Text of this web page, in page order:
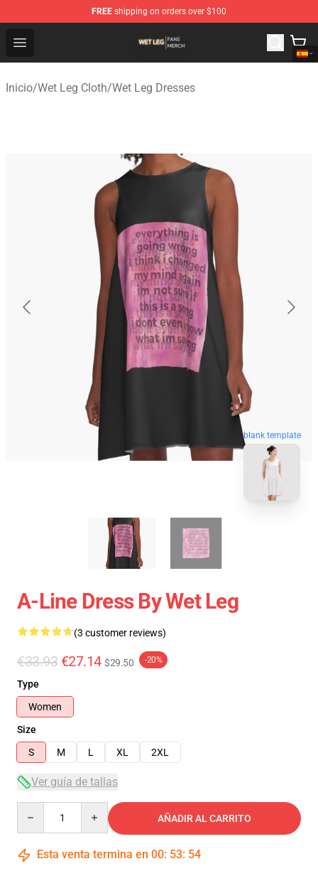
FREE shipping on orders over $100
Open menu
Wet Leg Shop - Official Wet Leg Merchandise Store
Inicio/Wet Leg Cloth/Wet Leg Dresses
blank template
A-Line Dress By Wet Leg
(3 customer reviews)
€33.93 €27.14 $29.50 -20%
Type
Women
Size
S
M L XL 2XL
Ver guía de tallas
AÑADIR AL CARRITO
Esta venta termina en 00: 53: 54